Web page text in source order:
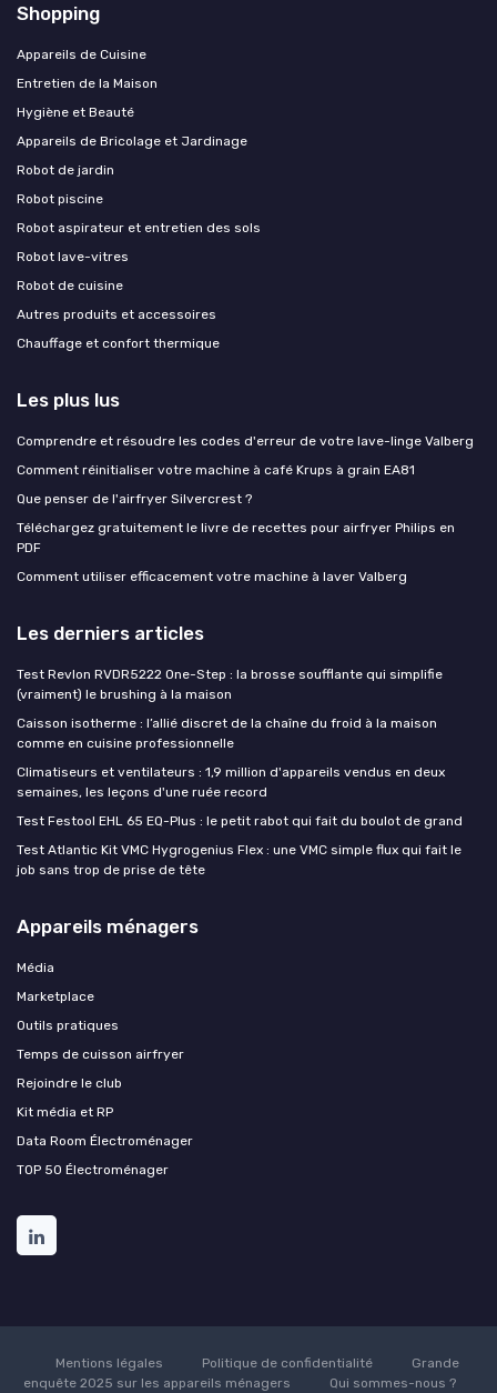
Shopping
Appareils de Cuisine
Entretien de la Maison
Hygiène et Beauté
Appareils de Bricolage et Jardinage
Robot de jardin
Robot piscine
Robot aspirateur et entretien des sols
Robot lave-vitres
Robot de cuisine
Autres produits et accessoires
Chauffage et confort thermique
Les plus lus
Comprendre et résoudre les codes d'erreur de votre lave-linge Valberg
Comment réinitialiser votre machine à café Krups à grain EA81
Que penser de l'airfryer Silvercrest ?
Téléchargez gratuitement le livre de recettes pour airfryer Philips en
PDF
Comment utiliser efficacement votre machine à laver Valberg
Les derniers articles
Test Revlon RVDR5222 One-Step : la brosse soufflante qui simplifie
(vraiment) le brushing à la maison
Caisson isotherme : l’allié discret de la chaîne du froid à la maison
comme en cuisine professionnelle
Climatiseurs et ventilateurs : 1,9 million d'appareils vendus en deux
semaines, les leçons d'une ruée record
Test Festool EHL 65 EQ-Plus : le petit rabot qui fait du boulot de grand
Test Atlantic Kit VMC Hygrogenius Flex : une VMC simple flux qui fait le
job sans trop de prise de tête
Appareils ménagers
Média
Marketplace
Outils pratiques
Temps de cuisson airfryer
Rejoindre le club
Kit média et RP
Data Room Électroménager
TOP 50 Électroménager
Mentions légales Politique de confidentialité
Grande
enquête 2025 sur les appareils ménagers
Qui sommes-nous ?